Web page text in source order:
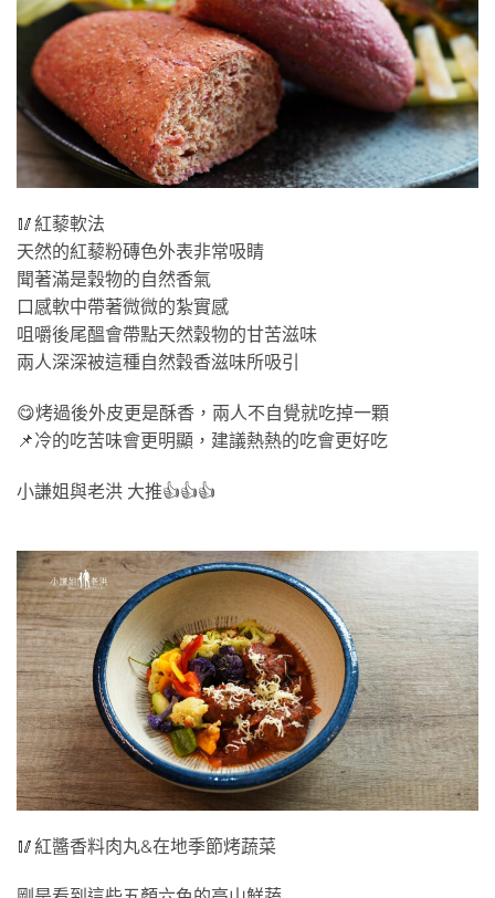
🥢紅藜軟法
天然的紅藜粉磚色外表非常吸睛
聞著滿是穀物的自然香氣
口感軟中帶著微微的紮實感
咀嚼後尾醞會帶點天然穀物的甘苦滋味
兩人深深被這種自然穀香滋味所吸引
😋烤過後外皮更是酥香，兩人不自覺就吃掉一顆
📌冷的吃苦味會更明顯，建議熱熱的吃會更好吃
小謙姐與老洪 大推👍👍👍
🥢紅醬香料肉丸&在地季節烤蔬菜